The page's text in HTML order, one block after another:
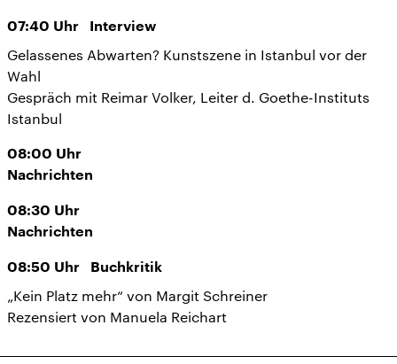
07:40 Uhr Interview
Gelassenes Abwarten? Kunstszene in Istanbul vor der
Wahl
Gespräch mit Reimar Volker, Leiter d. Goethe-Instituts
Istanbul
08:00 Uhr
Nachrichten
08:30 Uhr
Nachrichten
08:50 Uhr Buchkritik
„Kein Platz mehr“ von Margit Schreiner
Rezensiert von Manuela Reichart